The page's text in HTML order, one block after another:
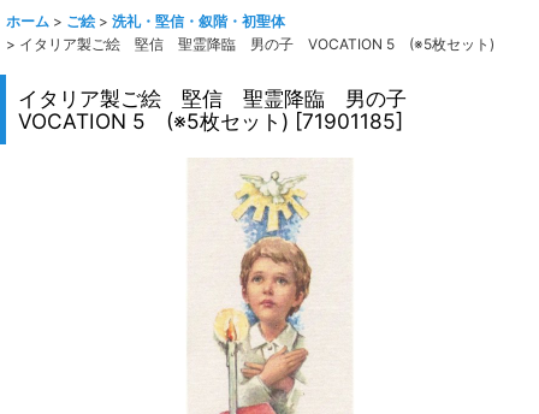
ホーム > ご絵 > 洗礼・堅信・叙階・初聖体
> イタリア製ご絵 堅信 聖霊降臨 男の子 VOCATION 5 (※5枚セット)
イタリア製ご絵 堅信 聖霊降臨 男の子
VOCATION 5 (※5枚セット) [71901185]